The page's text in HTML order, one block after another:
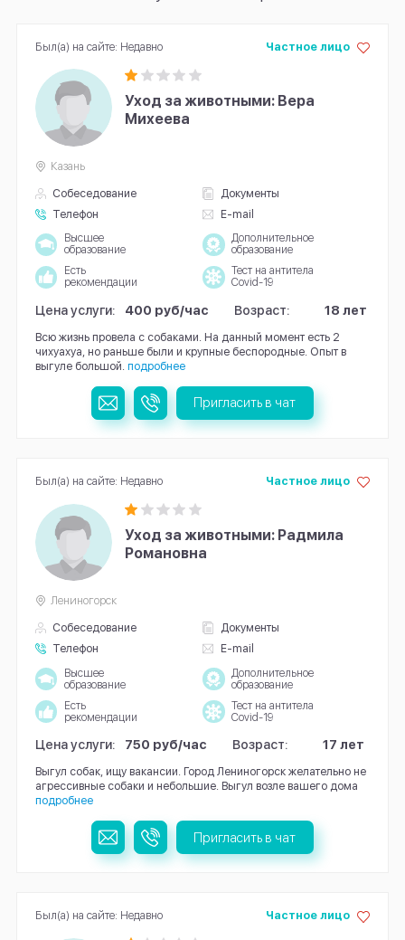
Уход за животными: Вера
Михеева
Собеседование
Документы
Телефон
E-mail
Частное лицо
Казань
Высшее
образование
Дополнительное
образование
Есть
рекомендации
Тест на антитела
Covid-19
Цена услуги: 400 руб/час Возраст: 18 лет
Всю жизнь провела с собаками. На данный момент есть 2
чихуахуа, но раньше были и крупные беспородные. Опыт в
выгуле большой. подробнее
Был(а) на сайте: Недавно
Пригласить в чат
Уход за животными: Радмила
Романовна
Собеседование
Документы
Телефон
E-mail
Частное лицо
Лениногорск
Высшее
образование
Дополнительное
образование
Есть
рекомендации
Тест на антитела
Covid-19
Цена услуги: 750 руб/час Возраст: 17 лет
Выгул собак, ищу вакансии. Город Лениногорск желательно не
агрессивные собаки и небольшие. Выгул возле вашего дома
подробнее
Был(а) на сайте: Недавно
Пригласить в чат
Частное лицо
Был(а) на сайте: Недавно